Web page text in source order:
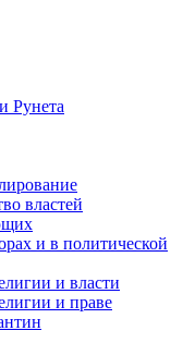
Рунета
властей
и в политической
и власти
и праве